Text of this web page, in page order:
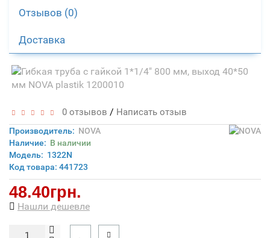
Отзывов (0)
Доставка
0 отзывов / Написать отзыв
Производитель: NOVA
Наличие: В наличии
Модель: 1322N
Код товара: 441723
48.40грн.
Нашли дешевле